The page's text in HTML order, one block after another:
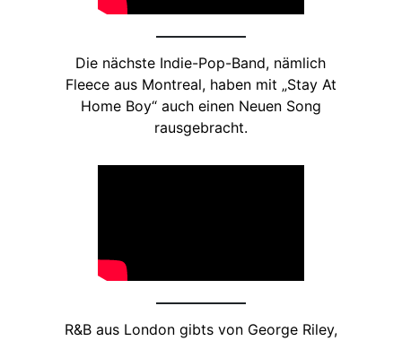
Die nächste Indie-Pop-Band, nämlich
Fleece aus Montreal, haben mit „Stay At
Home Boy“ auch einen Neuen Song
rausgebracht.
R&B aus London gibts von George Riley,